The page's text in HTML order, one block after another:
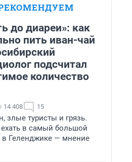
до диареи»: как
пить иван-чай
подсчитал
количество
14 408 15
злые туристы и грязь.
в самый большой
в Геленджике — мнение